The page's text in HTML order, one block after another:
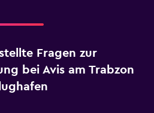
Fragen zur
bei Avis am Trabzon